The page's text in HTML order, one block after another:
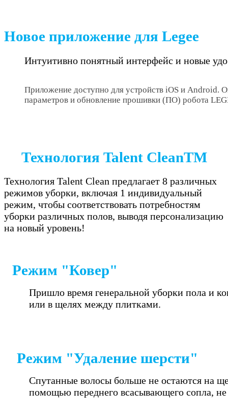
Новое приложение для Legee
Интуитивно понятный интерфейс и новые
Приложение доступно для устройств iOS и Android.
параметров и обновление прошивки (ПО) робота
Технология Talent CleanTM
Технология Talent Clean предлагает 8 различных
режимов уборки, включая 1 индивидуальный
режим, чтобы соответствовать потребностям
уборки различных полов, выводя персонализацию
на новый уровень!
Режим "Ковер"
Пришло время генеральной уборки пола и
или в щелях между плитками.
Режим "Удаление шерсти"
Спутанные волосы больше не остаются на
помощью переднего всасывающего сопла, не